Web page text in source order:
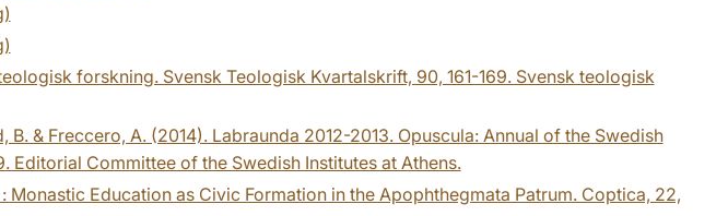
forskning. Svensk Teologisk Kvartalskrift, 90, 161-169. Svensk teologisk
B. & Freccero, A. (2014). Labraunda 2012-2013. Opuscula: Annual of the Swedish
Editorial Committee of the Swedish Institutes at Athens.
Monastic Education as Civic Formation in the Apophthegmata Patrum. Coptica, 22,